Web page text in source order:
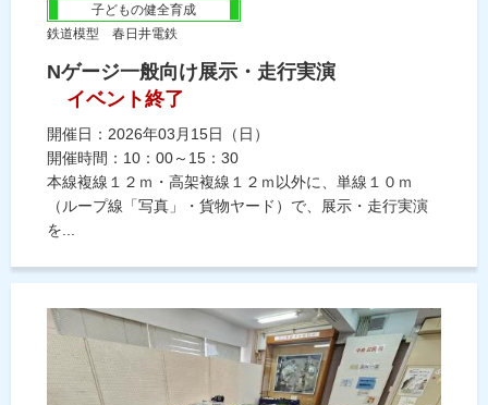
子どもの健全育成
鉄道模型 春日井電鉄
Nゲージ一般向け展示・走行実演
イベント終了
開催日：2026年03月15日（日）
開催時間：10：00～15：30
本線複線１２ｍ・高架複線１２ｍ以外に、単線１０ｍ
（ループ線「写真」・貨物ヤード）で、展示・走行実演
を...